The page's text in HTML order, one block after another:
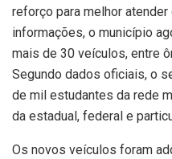
reforço para melhor atender
informações, o município
mais de 30 veículos, entre
Segundo dados oficiais, o
de mil estudantes da rede
da estadual, federal e
Os novos veículos foram